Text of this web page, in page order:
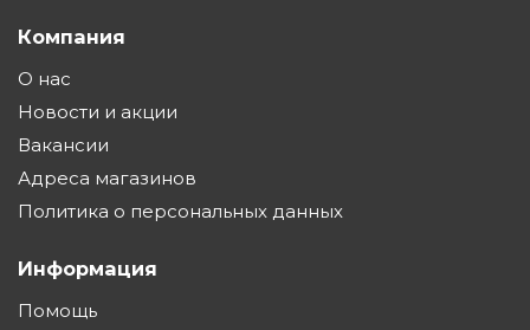
Компания
О нас
Новости и акции
Вакансии
Адреса магазинов
Политика о персональных данных
Информация
Помощь